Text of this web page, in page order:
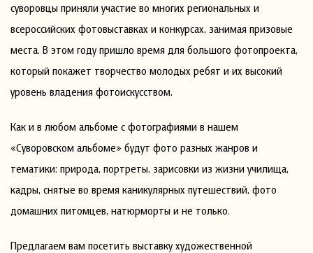
суворовцы приняли участие во многих региональных и
всероссийских фотовыставках и конкурсах, занимая призовые
места. В этом году пришло время для большого фотопроекта,
который покажет творчество молодых ребят и их высокий
уровень владения фотоискусством.
Как и в любом альбоме с фотографиями в нашем
«Суворовском альбоме» будут фото разных жанров и
тематики: природа, портреты, зарисовки из жизни училища,
кадры, снятые во время каникулярных путешествий, фото
домашних питомцев, натюрморты и не только.
Предлагаем вам посетить выставку художественной